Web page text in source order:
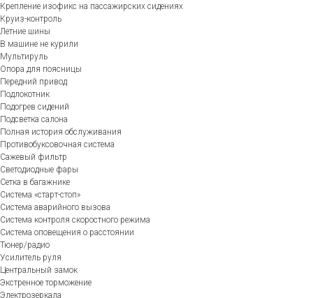
Крепление изофикс на пассажирских сидениях
Круиз-контроль
Летние шины
В машине не курили
Мультируль
Опора для поясницы
Передний привод
Подлокотник
Подогрев сидений
Подсветка салона
Полная история обслуживания
Противобуксовочная система
Сажевый фильтр
Светодиодные фары
Сетка в багажнике
Система «старт-стоп»
Система аварийного вызова
Система контроля скоростного режима
Система оповещения о расстоянии
Тюнер/радио
Усилитель руля
Центральный замок
Экстренное торможение
Электрозеркала